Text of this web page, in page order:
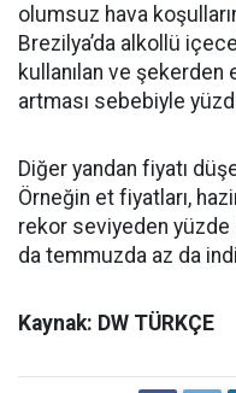
olumsuz hava
Brezilya’da alkollü
kullanılan ve
artması sebebiyle
Diğer yandan fiyatı
Örneğin et fiyatları,
rekor seviyeden yüzde
da temmuzda az da
Kaynak: DW TÜRKÇE